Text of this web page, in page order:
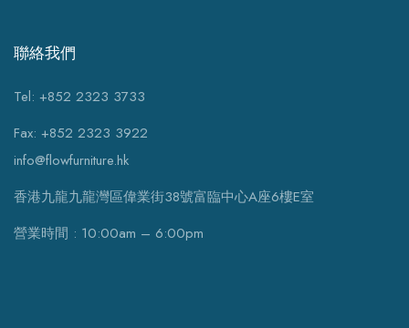
聯絡我們
Tel: +852 2323 3733
Fax: +852 2323 3922
info@flowfurniture.hk
香港九龍九龍灣區偉業街38號富臨中心A座6樓E室
營業時間 : 10:00am – 6:00pm